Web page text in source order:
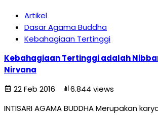
Artikel
Dasar Agama Buddha
Kebahagiaan Tertinggi
Kebahagiaan Tertinggi adalah
Nirvana
22 Feb 2016
6.844 views
INTISARI AGAMA BUDDHA Merupakan